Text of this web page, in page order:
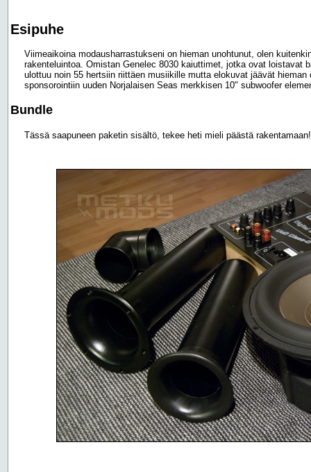
Esipuhe
Viimeaikoina modausharrastukseni on hieman unohtunut, olen
rakenteluintoa. Omistan Genelec 8030 kaiuttimet, jotka ovat loistavat
ulottuu noin 55 hertsiin riittäen musiikille mutta elokuvat jäävät
sponsorointiin uuden Norjalaisen Seas merkkisen 10" subwoofer
Bundle
Tässä saapuneen paketin sisältö, tekee heti mieli päästä rakentamaan!